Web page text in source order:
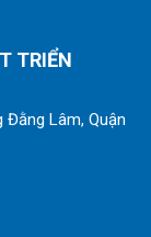
TRIỂN
Lâm, Quận